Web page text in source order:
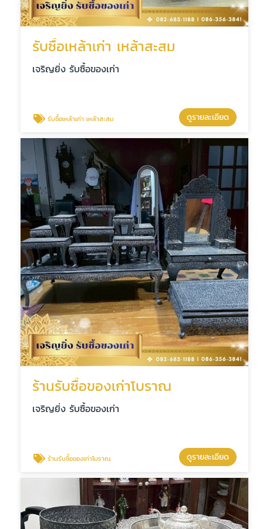
รับซื้อเหล้าเก่า เหล้าสะสม
เจริญยิ่ง รับซื้อของเก่า
รับซื้อเหล้าเก่า เหล้าสะสม ดูรายละเอียด
ร้านรับซื้อของเก่าโบราณ
เจริญยิ่ง รับซื้อของเก่า
ร้านรับซื้อของเก่าโบราณ ดูรายละเอียด